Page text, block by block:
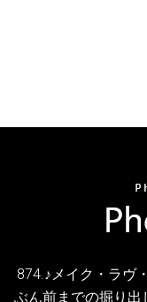
874.♪メイク・ラヴ
ぶん前までの掘り